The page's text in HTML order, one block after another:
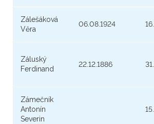
Zálešáková
Věra
06.08.1924
Záluský
Ferdinand
22.12.1886
Zámečník
Antonín
Severin